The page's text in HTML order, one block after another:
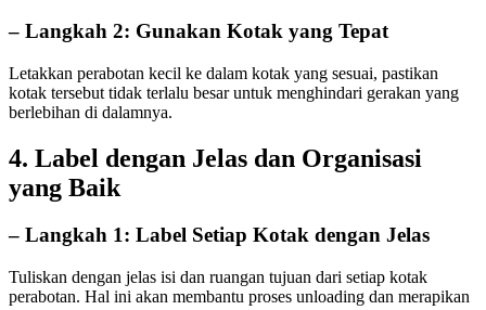
– Langkah 2: Gunakan Kotak yang Tepat
Letakkan perabotan kecil ke dalam kotak yang sesuai, pastikan
kotak tersebut tidak terlalu besar untuk menghindari gerakan yang
berlebihan di dalamnya.
4. Label dengan Jelas dan Organisasi
yang Baik
– Langkah 1: Label Setiap Kotak dengan Jelas
Tuliskan dengan jelas isi dan ruangan tujuan dari setiap kotak
perabotan. Hal ini akan membantu proses unloading dan merapikan